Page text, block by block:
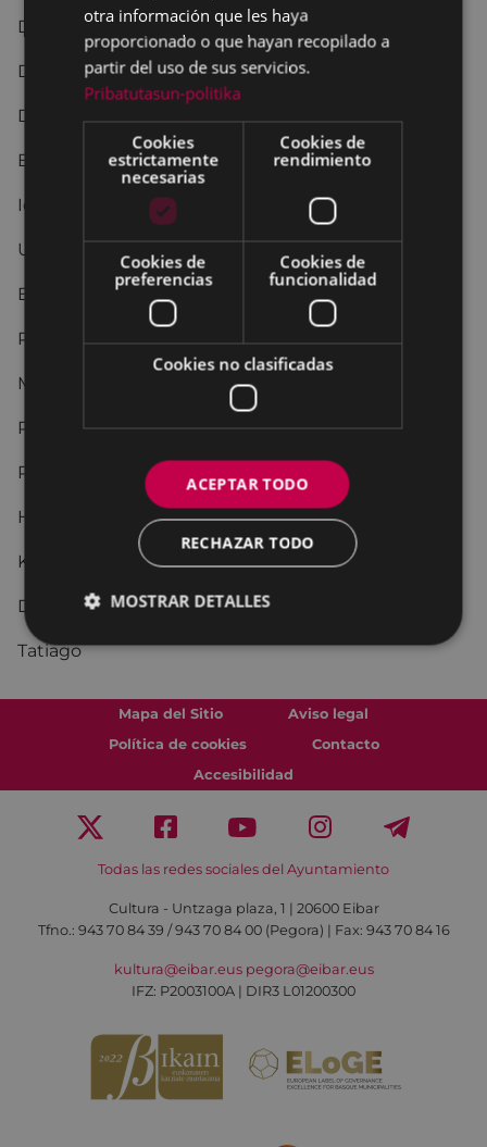
Donostiako Martxa
Diana Txikia
Diana
Eibarko Herria
Idiarena
Urnietako Ereserkia
Eibarko Martxa
Polka de Tambores
Mutriku Herria
Retreta
Pantxika
Hau dek hau
Katiuska
Debako Martxa
Tatiago
Mapa del Sitio
Aviso legal
Política de cookies
Contacto
Accesibilidad
Todas las redes sociales del Ayuntamiento
Cultura - Untzaga plaza, 1 | 20600 Eibar
Tfno.: 943 70 84 39 / 943 70 84 00 (Pegora) | Fax: 943 70 84 16
kultura@eibar.eus pegora@eibar.eus
IFZ: P2003100A | DIR3 L01200300
otra información que les haya
proporcionado o que hayan recopilado a
partir del uso de sus servicios.
Pribatutasun-politika
Cookies
estrictamente
necesarias
Cookies de
rendimiento
Cookies de
preferencias
Cookies de
funcionalidad
Cookies no clasificadas
ACEPTAR TODO
RECHAZAR TODO
MOSTRAR DETALLES